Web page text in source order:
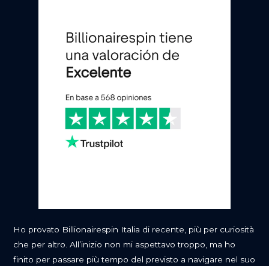
Ho provato Billionairespin Italia di recente, più per curiosità
che per altro. All’inizio non mi aspettavo troppo, ma ho
finito per passare più tempo del previsto a navigare nel suo